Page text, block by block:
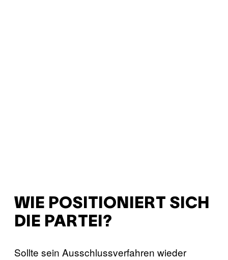
WIE POSITIONIERT SICH
DIE PARTEI?
Sollte sein Ausschlussverfahren wieder